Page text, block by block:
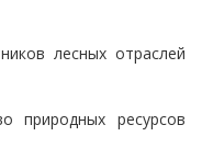
лесных отраслей
природных ресурсов